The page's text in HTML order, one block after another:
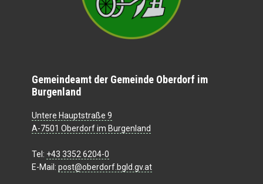
Gemeindeamt der Gemeinde Oberdorf im
Burgenland
Untere Hauptstraße 9
A-7501 Oberdorf im Burgenland
Tel: +43 3352 6204-0
E-Mail: post@oberdorf.bgld.gv.at